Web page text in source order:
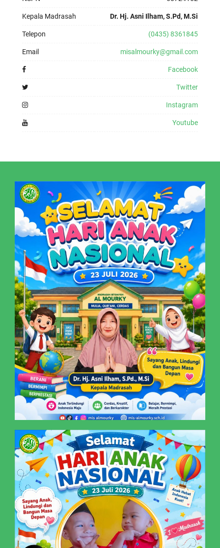
Kepala Madrasah Dr. Hj. Asni Ilham, S.Pd, M.Si
Telepon (0435) 8361845
Email misalmourky@gmail.com
Facebook
Twitter
Instagram
Youtube